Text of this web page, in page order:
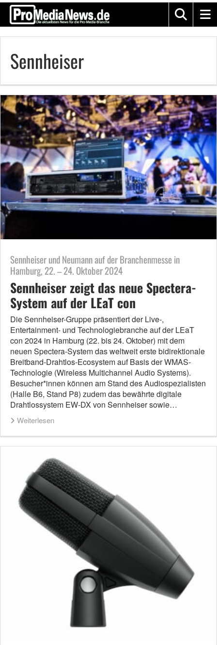
Sennheiser
Sennheiser und Neumann auf der Branchenmesse in
Hamburg, 22. – 24. Oktober 2024
Sennheiser zeigt das neue Spectera-
System auf der LEaT con
Die Sennheiser-Gruppe präsentiert der Live-,
Entertainment- und Technologiebranche auf der LEaT
con 2024 in Hamburg (22. bis 24. Oktober) mit dem
neuen Spectera-System das weltweit erste bidirektionale
Breitband-Drahtlos-Ecosystem auf Basis der WMAS-
Technologie (Wireless Multichannel Audio Systems).
Besucher*innen können am Stand des Audiospezialisten
(Halle B6, Stand P8) zudem das bewährte digitale
Drahtlossystem EW-DX von Sennheiser sowie…
Weiterlesen